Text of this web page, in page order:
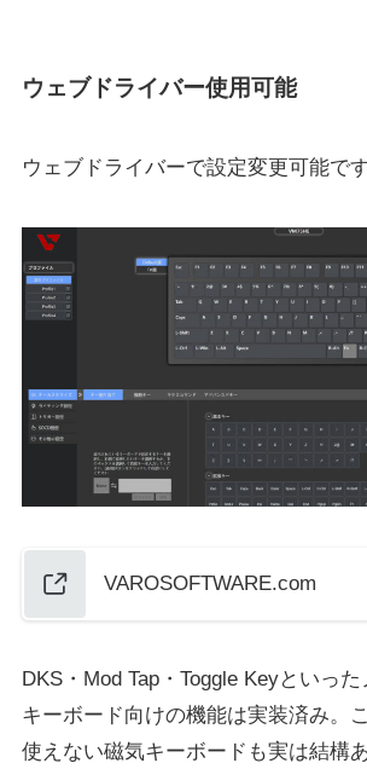
ウェブドライバー使用可能
ウェブドライバーで設定変更可能です
VAROSOFTWARE.com
DKS・Mod Tap・Toggle Keyといっ
キーボード向けの機能は実装済み。
使えない磁気キーボードも実は結構